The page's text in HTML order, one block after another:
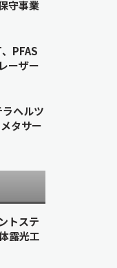
守事業
PFAS
ーザー
ヘルツ
タサー
トステ
露光工